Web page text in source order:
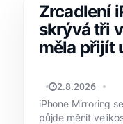
Zrcadlení
skrývá tři
měla přijít
JAN HOLEŠ
2.8.2026
iPhone Mirroring
půjde měnit